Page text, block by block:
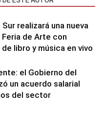
realizará una nueva
de Arte con
libro y música en vivo
el Gobierno del
un acuerdo salarial
del sector